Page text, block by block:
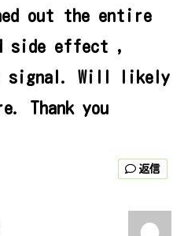
out the entire
side effect ,
signal. Will likely
Thank you
返信